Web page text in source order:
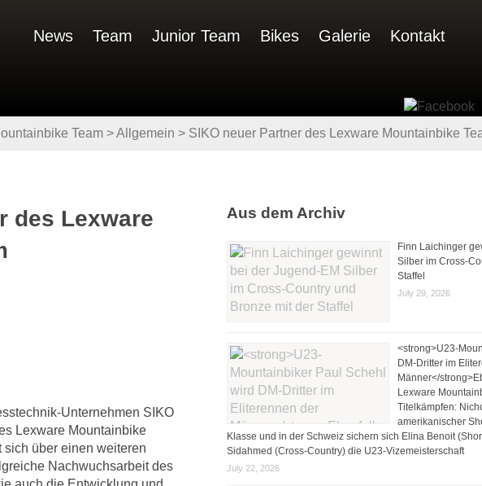
News Team Junior Team Bikes Galerie Kontakt
Team>Allgemein > SIKO neuer Partner des Lexware Mountainbike
des Lexware
Unternehmen SIKO
Lexware Mountainbike
sich über einen weiteren
Nachwuchsarbeit des
Aus dem Archiv
Finn Laichinger
Silber im Cross-
Staffel
July 29, 2026
<strong>U23-
DM-Dritter im
Männer</
Lexware
Titelkämpfen:
amerikanischer
Klasse und in der Schweiz sichern sich Elina Benoit
Sidahmed (Cross-Country) die U23-Vizemeisterschaft
July 22, 2026